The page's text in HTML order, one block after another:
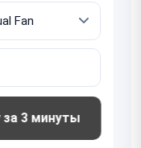
за 3 минуты